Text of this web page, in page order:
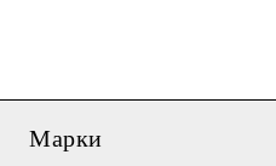
Марки